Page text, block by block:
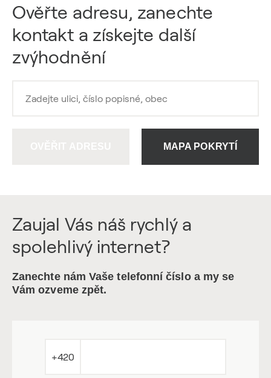
Ověřte adresu, zanechte
kontakt a získejte další
zvýhodnění
MAPA POKRYTÍ
Zaujal Vás náš rychlý a
spolehlivý internet?
Zanechte nám Vaše telefonní číslo a my se
Vám ozveme zpět.
+420